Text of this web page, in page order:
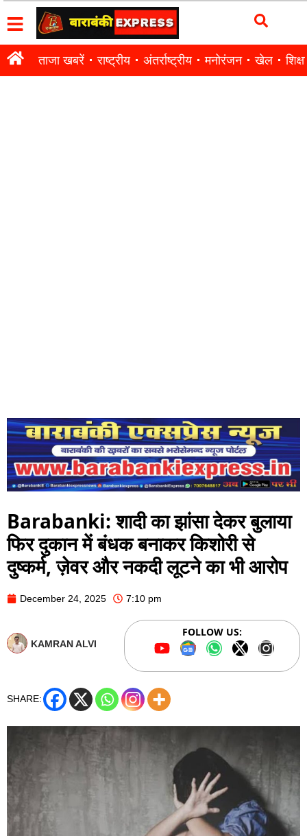
ताजा खबरें राष्ट्रीय अंतर्राष्ट्रीय मनोरंजन खेल शिक्षा
Barabanki: शादी का झांसा देकर बुलाया
फिर दुकान में बंधक बनाकर किशोरी से
दुष्कर्म, ज़ेवर और नकदी लूटने का भी आरोप
December 24, 2025 7:10 pm
KAMRAN ALVI
FOLLOW US:
SHARE: